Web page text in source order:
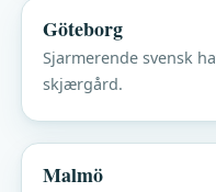
Göteborg
Sjarmerende svensk
skjærgård.
Malmö